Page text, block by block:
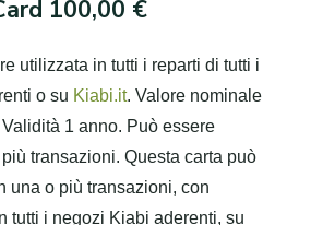
100,00 €
utilizzata in tutti i reparti di tutti i
o su Kiabi.it. Valore nominale
Validità 1 anno. Può essere
transazioni. Questa carta può
una o più transazioni, con
tutti i negozi Kiabi aderenti, su